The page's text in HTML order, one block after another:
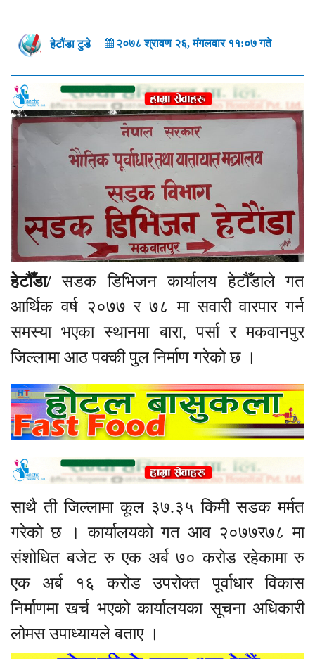
हेटौंडा टुडे २०७८ श्रावण २६, मंगलवार ११:०७ गते
हेटौँडा/ सडक डिभिजन कार्यालय हेटौँडाले गत
आर्थिक वर्ष २०७७ र ७८ मा सवारी वारपार गर्न
समस्या भएका स्थानमा बारा, पर्सा र मकवानपुर
जिल्लामा आठ पक्की पुल निर्माण गरेको छ ।
साथै ती जिल्लामा कूल ३७.३५ किमी सडक मर्मत
गरेको छ । कार्यालयको गत आव २०७७र७८ मा
संशोधित बजेट रु एक अर्ब ७० करोड रहेकामा रु
एक अर्ब १६ करोड उपरोक्त पूर्वाधार विकास
निर्माणमा खर्च भएको कार्यालयका सूचना अधिकारी
लोमस उपाध्यायले बताए ।